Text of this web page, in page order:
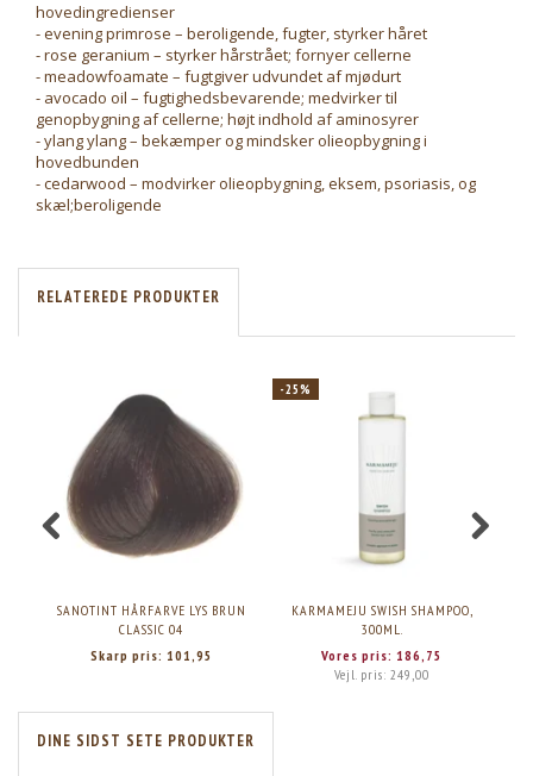
hovedingredienser
- evening primrose – beroligende, fugter, styrker håret
- rose geranium – styrker hårstrået; fornyer cellerne
- meadowfoamate – fugtgiver udvundet af mjødurt
- avocado oil – fugtighedsbevarende; medvirker til
genopbygning af cellerne; højt indhold af aminosyrer
- ylang ylang – bekæmper og mindsker olieopbygning i
hovedbunden
- cedarwood – modvirker olieopbygning, eksem, psoriasis, og
skæl;beroligende
RELATEREDE PRODUKTER
SANOTINT HÅRFARVE LYS BRUN
CLASSIC 04
Skarp pris: 101,95
-25%
KARMAMEJU SWISH SHAMPOO,
300ML.
Vores pris: 186,75
Vejl. pris: 249,00
DINE SIDST SETE PRODUKTER